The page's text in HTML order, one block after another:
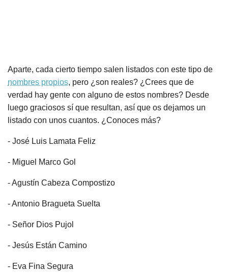
Aparte, cada cierto tiempo salen listados con este tipo de
nombres propios, pero ¿son reales? ¿Crees que de
verdad hay gente con alguno de estos nombres? Desde
luego graciosos sí que resultan, así que os dejamos un
listado con unos cuantos. ¿Conoces más?
- José Luis Lamata Feliz
- Miguel Marco Gol
- Agustín Cabeza Compostizo
- Antonio Bragueta Suelta
- Señor Dios Pujol
- Jesús Están Camino
- Eva Fina Segura